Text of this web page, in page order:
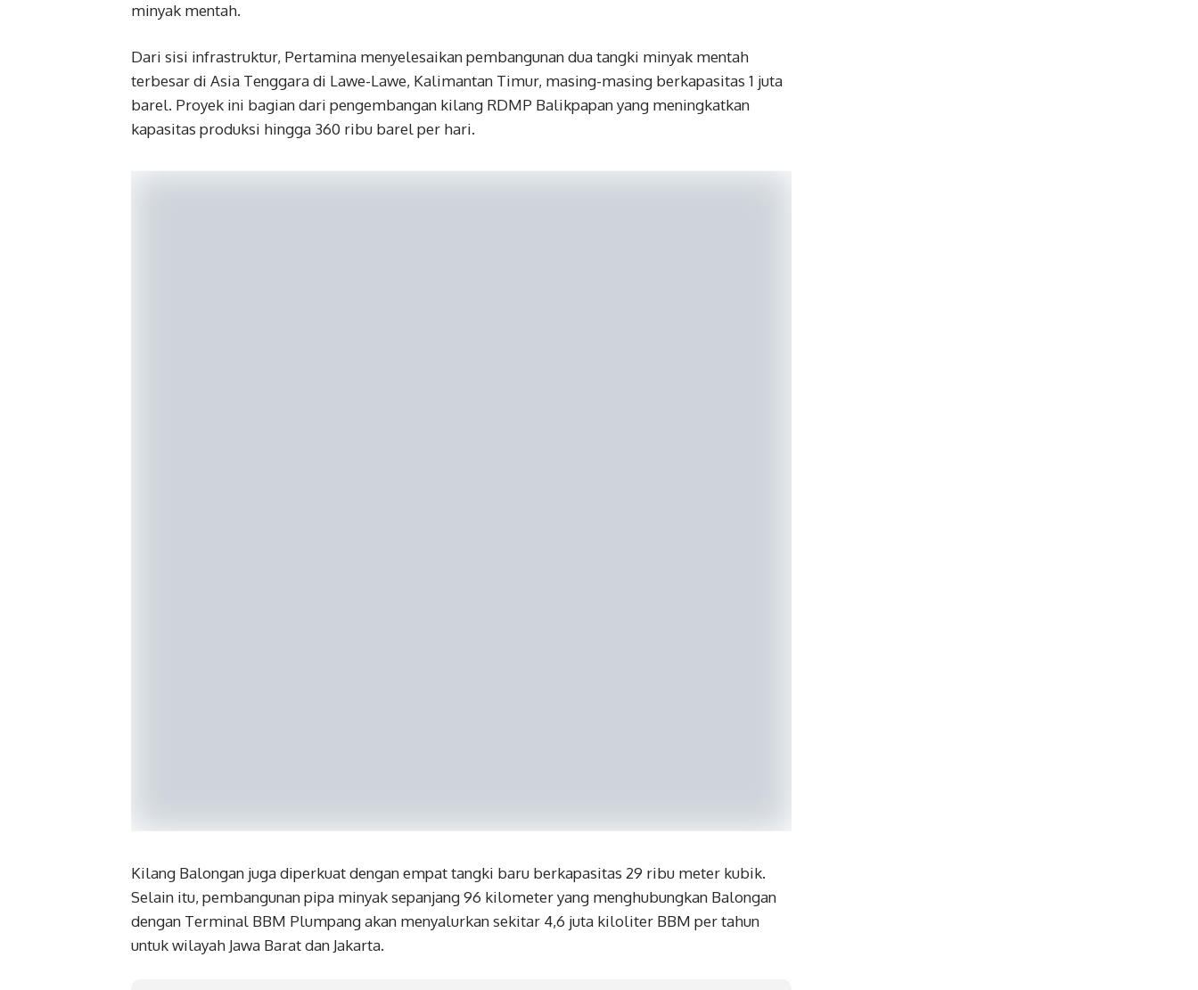
minyak mentah.
Dari sisi infrastruktur, Pertamina menyelesaikan pembangunan dua tangki minyak mentah
terbesar di Asia Tenggara di Lawe-Lawe, Kalimantan Timur, masing-masing berkapasitas 1 juta
barel. Proyek ini bagian dari pengembangan kilang RDMP Balikpapan yang meningkatkan
kapasitas produksi hingga 360 ribu barel per hari.
Kilang Balongan juga diperkuat dengan empat tangki baru berkapasitas 29 ribu meter kubik.
Selain itu, pembangunan pipa minyak sepanjang 96 kilometer yang menghubungkan Balongan
dengan Terminal BBM Plumpang akan menyalurkan sekitar 4,6 juta kiloliter BBM per tahun
untuk wilayah Jawa Barat dan Jakarta.